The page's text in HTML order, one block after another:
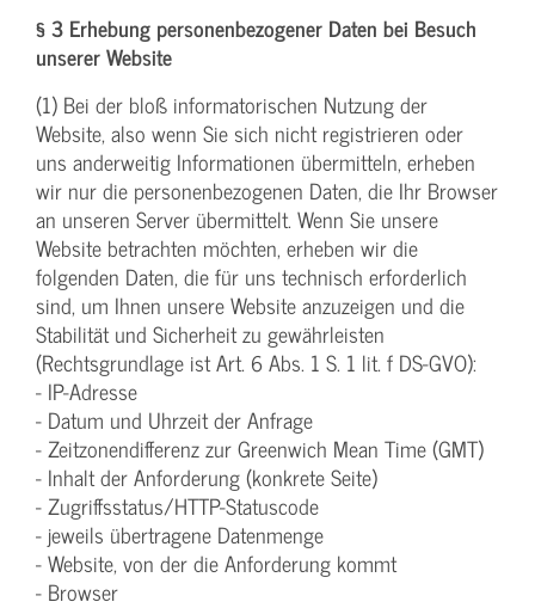
§ 3 Erhebung personenbezogener Daten bei Besuch
unserer Website
(1) Bei der bloß informatorischen Nutzung der
Website, also wenn Sie sich nicht registrieren oder
uns anderweitig Informationen übermitteln, erheben
wir nur die personenbezogenen Daten, die Ihr Browser
an unseren Server übermittelt. Wenn Sie unsere
Website betrachten möchten, erheben wir die
folgenden Daten, die für uns technisch erforderlich
sind, um Ihnen unsere Website anzuzeigen und die
Stabilität und Sicherheit zu gewährleisten
(Rechtsgrundlage ist Art. 6 Abs. 1 S. 1 lit. f DS-GVO):
- IP-Adresse
- Datum und Uhrzeit der Anfrage
- Zeitzonendifferenz zur Greenwich Mean Time (GMT)
- Inhalt der Anforderung (konkrete Seite)
- Zugriffsstatus/HTTP-Statuscode
- jeweils übertragene Datenmenge
- Website, von der die Anforderung kommt
- Browser